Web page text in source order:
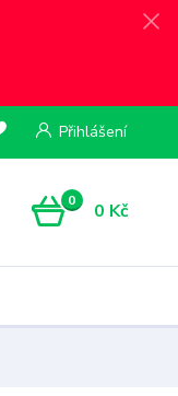
Přihlášení
0 0 Kč